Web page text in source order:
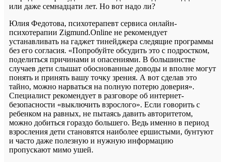
или даже семнадцати лет. Но вот надо ли?
Юлия Федотова, психотерапевт сервиса онлайн-
психотерапии Zigmund.Online не рекомендует
устанавливать на гаджет тинейджера следящие программы
без его согласия. «Попробуйте обсудить это с подростком,
поделиться причинами и опасениями. В большинстве
случаев дети слышат обоснованные доводы и вполне могут
понять и принять вашу точку зрения. А вот сделав это
тайно, можно нарваться на полную потерю доверия».
Специалист рекомендует в разговоре об интернет-
безопасности «выключить взрослого». Если говорить с
ребенком на равных, не пытаясь давить авторитетом,
можно добиться гораздо большего. Ведь именно в период
взросления дети становятся наиболее ершистыми, бунтуют
и часто даже полезную и нужную информацию
пропускают мимо ушей.